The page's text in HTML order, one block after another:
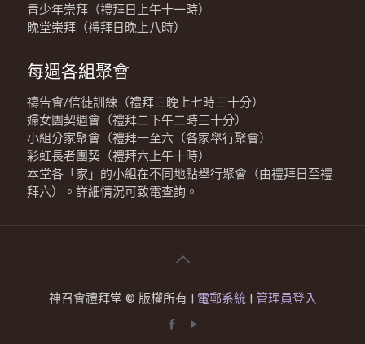
青少年崇拜（禮拜日上午十一時）
晚堂崇拜（禮拜日晚上八時）
每週各組聚會
禱告會/信徒訓練（禮拜三晚上七時三十分）
婦女團契週會（禮拜二下午二時三十分）
小組分家聚會（禮拜一至六（各家舉行聚會）
彩虹長者團契（禮拜六上午十時）
本堂各「家」的小組在不同地點舉行聚會（由禮拜日至禮
拜六）。詳細情況可致電查詢。
神召會禮拜堂 © 版權所有 | 電郵系統 | 管理員登入